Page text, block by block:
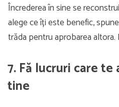
Încrederea în sine se
alege ce îți este benefic,
trăda pentru aprobarea
7. Fă lucruri care
tine